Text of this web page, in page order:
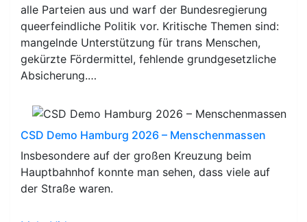
alle Parteien aus und warf der Bundesregierung
queerfeindliche Politik vor. Kritische Themen sind:
mangelnde Unterstützung für trans Menschen,
gekürzte Fördermittel, fehlende grundgesetzliche
Absicherung.…
CSD Demo Hamburg 2026 – Menschenmassen
Insbesondere auf der großen Kreuzung beim
Hauptbahnhof konnte man sehen, dass viele auf
der Straße waren.